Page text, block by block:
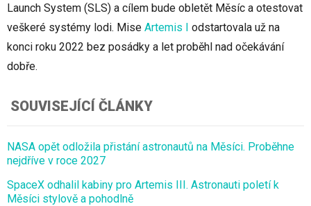
Launch System (SLS) a cílem bude obletět Měsíc a otestovat
veškeré systémy lodi. Mise Artemis I odstartovala už na
konci roku 2022 bez posádky a let proběhl nad očekávání
dobře.
SOUVISEJÍCÍ ČLÁNKY
NASA opět odložila přistání astronautů na Měsíci. Proběhne
nejdříve v roce 2027
SpaceX odhalil kabiny pro Artemis III. Astronauti poletí k
Měsíci stylově a pohodlně